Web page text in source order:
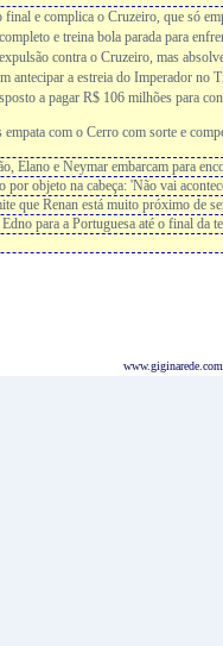
e complica o Cruzeiro, que só
e treina bola parada para
contra o Cruzeiro, mas
antecipar a estreia do Imperador no
a pagar R$ 106 milhões para
com o Cerro com sorte e
Elano e Neymar embarcam para
objeto na cabeça: 'Não vai
que Renan está muito próximo de
para a Portuguesa até o final da